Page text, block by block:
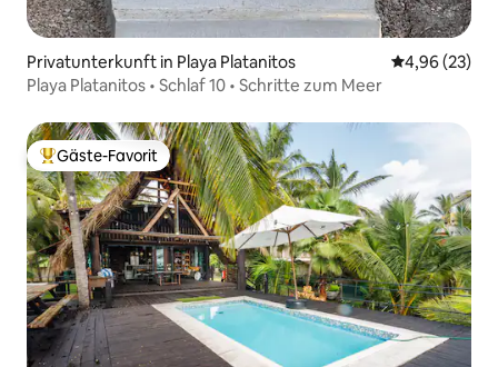
Privatunterkunft in Playa Platanitos
4,96 (23)
Playa Platanitos • Schlaf 10 • Schritte zum Meer
Beliebter Gäste-Favorit.
Gäste-Favorit